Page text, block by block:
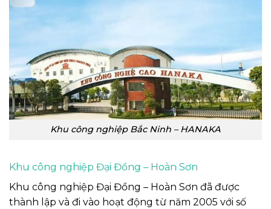
Khu công nghiệp Bắc Ninh – HANAKA
Khu công nghiệp Đại Đồng – Hoàn Sơn
Khu công nghiệp Đại Đồng – Hoàn Sơn đã được
thành lập và đi vào hoạt động từ năm 2005 với số